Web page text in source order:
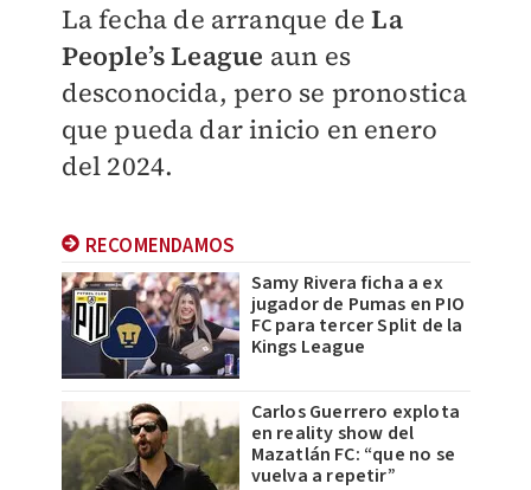
La fecha de arranque deLa
People’s League aun es
desconocida, pero se pronostica
que pueda dar inicio en enero
del 2024.
RECOMENDAMOS
Samy Rivera ficha a ex
jugador de Pumas en PIO
FC para tercer Split de la
Kings League
Carlos Guerrero explota
en reality show del
Mazatlán FC: “que no se
vuelva a repetir”